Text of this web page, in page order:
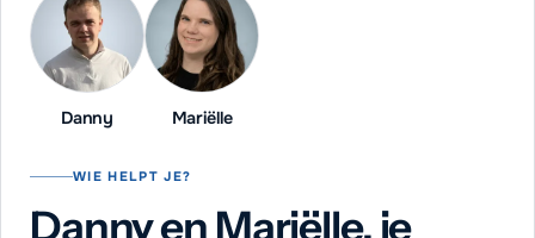
Danny Mariëlle
WIE HELPT JE?
Danny en Mariëlle, je